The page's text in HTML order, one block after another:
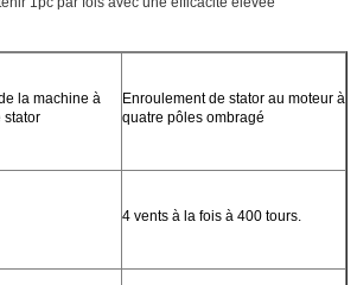
la machine à
stator
Enroulement de stator au moteur à
quatre pôles ombragé
4 vents à la fois à 400 tours.